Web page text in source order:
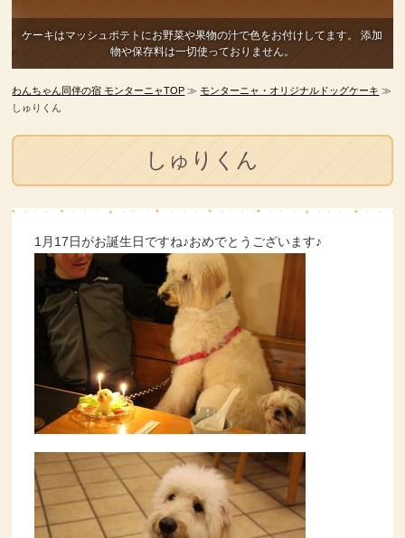
ケーキはマッシュポテトにお野菜や果物の汁で色をお付けしてます。
添加
物や保存料は一切使っておりません。
わんちゃん同伴の宿 モンターニャTOP ≫モンターニャ・オリジナルドッグケーキ ≫
しゅりくん
しゅりくん
1月17日がお誕生日ですね♪おめでとうございます♪